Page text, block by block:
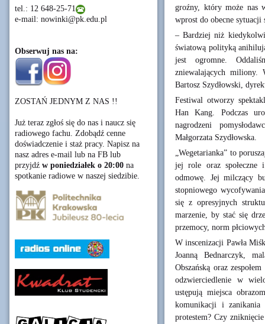
tel.: 12 648-25-71
e-mail: nowinki@pk.edu.pl
Obserwuj nas na:
ZOSTAŃ JEDNYM Z NAS !!
Już teraz zgłoś się do nas i naucz się
radiowego fachu. Zdobądź cenne
doświadczenie i staż pracy. Napisz na
nasz adres e-mail lub na FB lub
przyjdź w poniedziałek o 20:00 na
spotkanie radiowe w naszej siedzibie.
groźny, który może nas
wprost do obecne sytuacji
– Bardziej niż
światową polityką
jest ogromne.
zniewalających
Bartosz Szydłowski,
Festiwal otworzy
Han Kang. Podczas
nagrodzeni
Małgorzata Szydłowska.
„Wegetarianka” to
jej role oraz społeczne
odmowę. Jej milczący
stopniowego
się z opresyjnych
marzenie, by stać się
przemocy, norm
W inscenizacji Pawła
Joanną Bednarczyk,
Obszańską oraz
odzwierciedlenie w
ustępują miejsca
komunikacji i
protestem? Czy